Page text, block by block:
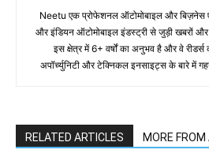
Neetu एक प्रोफेशनल ऑटोमोबाइल और बिज़नेस
और इंडियन ऑटोमोबाइल इंडस्ट्री से जुड़ी खबरों
इस क्षेत्र में 6+ वर्षों का अनुभव है और वे
अपॉर्च्युनिटी और टेक्निकल इनसाइट्स के बारे में
RELATED ARTICLES MORE